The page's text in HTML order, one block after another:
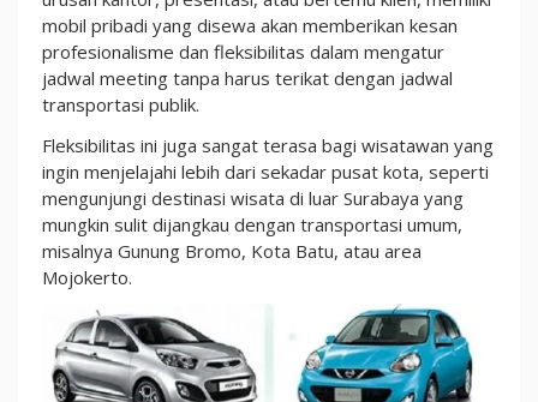
mobil pribadi yang disewa akan memberikan kesan
profesionalisme dan fleksibilitas dalam mengatur
jadwal meeting tanpa harus terikat dengan jadwal
transportasi publik.
Fleksibilitas ini juga sangat terasa bagi wisatawan yang
ingin menjelajahi lebih dari sekadar pusat kota, seperti
mengunjungi destinasi wisata di luar Surabaya yang
mungkin sulit dijangkau dengan transportasi umum,
misalnya Gunung Bromo, Kota Batu, atau area
Mojokerto.